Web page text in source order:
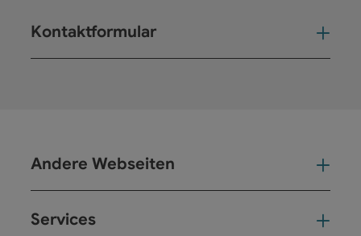
Kontaktformular
Andere Webseiten
Services